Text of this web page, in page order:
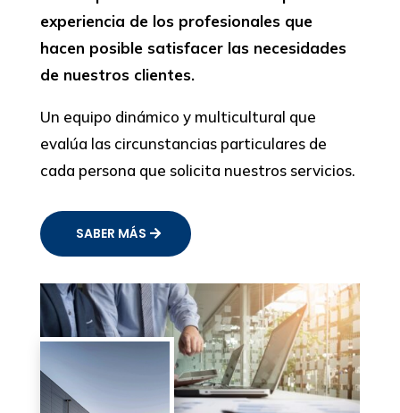
experiencia de los profesionales que
hacen posible satisfacer las necesidades
de nuestros clientes.
Un equipo dinámico y multicultural que
evalúa las circunstancias particulares de
cada persona que solicita nuestros servicios.
SABER MÁS